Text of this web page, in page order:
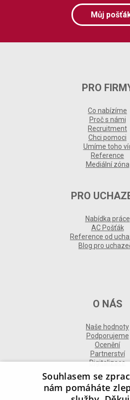
Můj
PRO
Co nabízíme
Proč s námi
Recruitment
Chci pomoci
Umíme toho
Reference
Mediální zóna
PRO
Nabídka práce
AC Pošťák
Reference od
Blog pro
O NÁS
Naše hodnoty
Podporujeme
Ocenění
Partnerství
Digitalizace
Souhlasem se
nám pomáháte